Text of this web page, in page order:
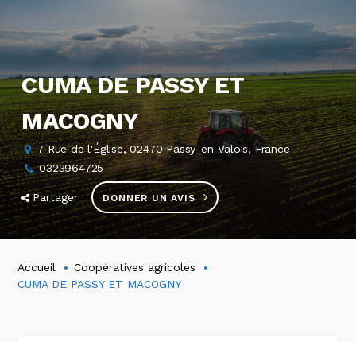
CUMA DE PASSY ET
MACOGNY
7 Rue de l'Église, 02470 Passy-en-Valois, France
0323964725
Partager DONNER UN AVIS
Accueil
Coopératives agricoles
CUMA DE PASSY ET MACOGNY